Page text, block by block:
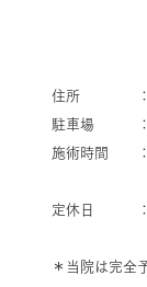
住所 ：長
駐車場 ：
施術時間 ：
土
定休日 ：
＊当院は完全